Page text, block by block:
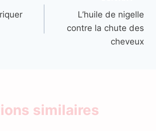
L’huile de nigelle
contre la chute des
cheveux
similaires